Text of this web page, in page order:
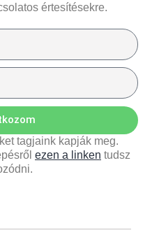
értesítésekre.
tagjaink kapják meg.
ezen a linken tudsz